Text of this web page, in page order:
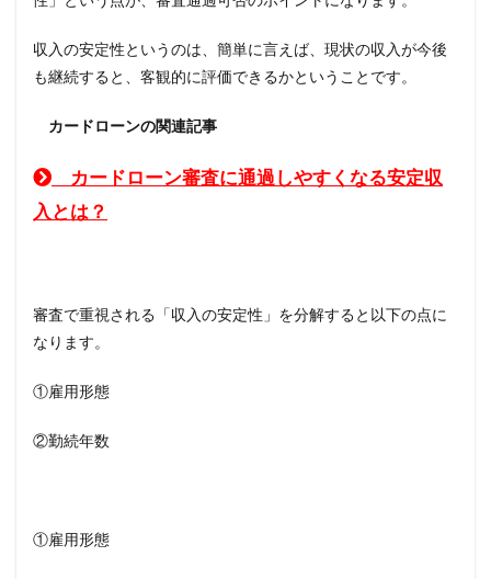
収入の安定性というのは、簡単に言えば、現状の収入が今後
も継続すると、客観的に評価できるかということです。
カードローンの関連記事
カードローン審査に通過しやすくなる安定収
入とは？
審査で重視される「収入の安定性」を分解すると以下の点に
なります。
①雇用形態
②勤続年数
①雇用形態